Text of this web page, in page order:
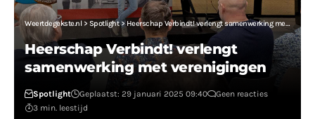
Weertdegekste.nl> Spotlight>Heerschap Verbindt! verlengt samenwerking met verenigingen
Heerschap Verbindt! verlengt
samenwerking met verenigingen
Spotlight Geplaatst: 29 januari 2025 09:40
Geen reacties
3 min. leestijd